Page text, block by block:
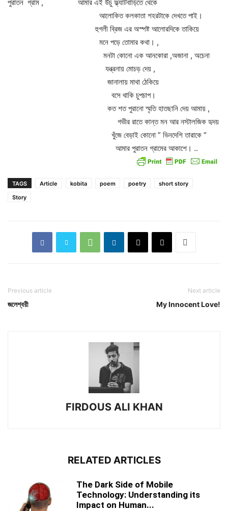
পুরাতন গ্রাম , আমার এই উঁচু ফ্ল্যাটবাড়িতে থেকে
আলোকিত কলকাতা শহরটাকে দেখতে পাই।
হুগলী ব্রিজ এর অস্পষ্ট আলোরদিকে তাকিয়ে
মনে পড়ে তোমার কথা। ,
মনটা কোনো এক আনকোরা ,অজানা , অচেনা
যন্ত্রনায় মোচড় দেয় ,
জানালায় মাথা ঠেকিয়ে
বসে থাকি চুপচাপ।
কত শত পুরানো স্মৃতি হাতছানি দেয় আমায় ,
গভীর রাতে কান্ত মন আর নস্টালজিক হৃদয়
খুঁজে বেড়াই কোনো ” ভিনদেশি তারাকে “
আমার পুরাতন গ্রামের আকাশে। ..
TAGS Article kobita poem poetry
short story
Story
Previous article
জলেশ্বরী
Next article
My Innocent Love!
FIRDOUS ALI KHAN
RELATED ARTICLES
The Dark Side of Mobile
Technology: Understanding its
Impact on Human...